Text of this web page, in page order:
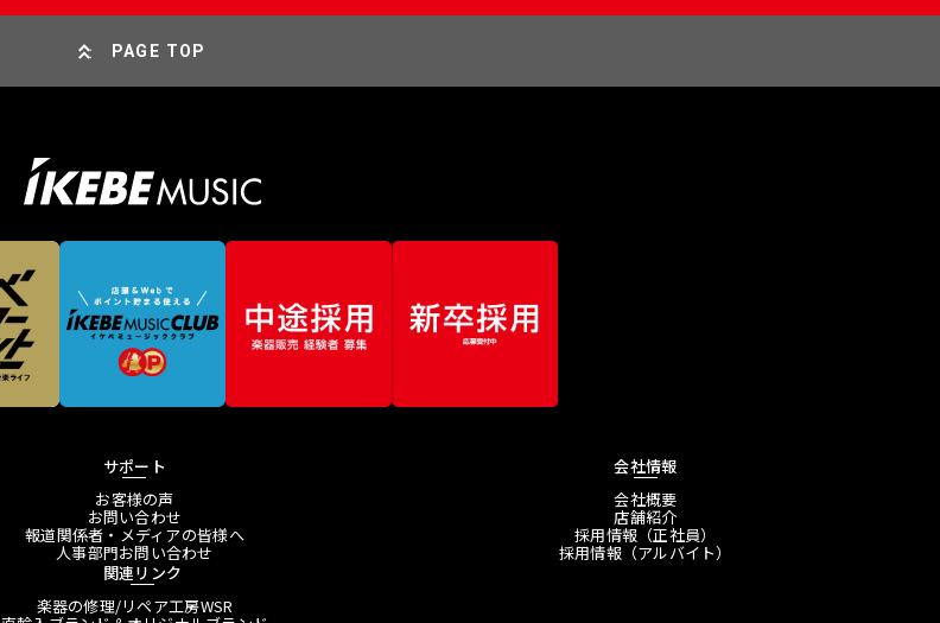
PAGE TOP
サポート
お客様の声
お問い合わせ
報道関係者・メディアの皆様へ
人事部門お問い合わせ
会社情報
会社概要
店舗紹介
採用情報（正社員）
採用情報（アルバイト）
関連リンク
楽器の修理/リペア工房WSR